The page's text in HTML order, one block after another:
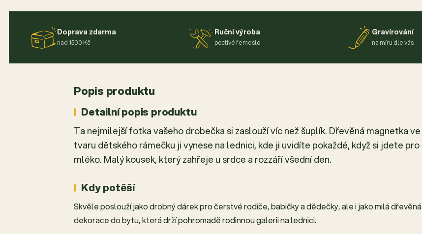
Doprava zdarma
nad 1500 Kč
Ruční výroba
poctivé řemeslo
Gravírování
na míru dle vás
Popis produktu
Detailní popis produktu
Ta nejmilejší fotka vašeho drobečka si zaslouží víc než šuplík. Dřevěná magnetka ve
tvaru dětského rámečku ji vynese na lednici, kde ji uvidíte pokaždé, když si jdete pro
mléko. Malý kousek, který zahřeje u srdce a rozzáří všední den.
Kdy potěší
Skvěle poslouží jako drobný dárek pro čerstvé rodiče, babičky a dědečky, ale i jako milá dřevěná
dekorace do bytu, která drží pohromadě rodinnou galerii na lednici.